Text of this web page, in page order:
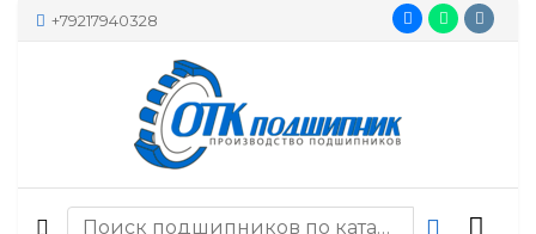
+79217940328